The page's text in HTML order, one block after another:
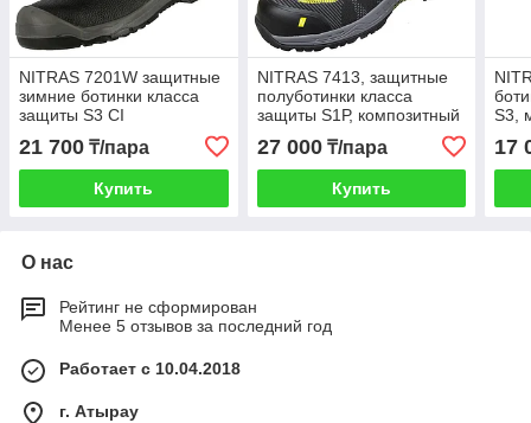
NITRAS 7201W защитные
зимние ботинки класса
защиты S3 CI
21 700 ₸/пара
Купить
NITRAS 7413, защитные
полуботинки класса
защиты S1Р, композитный
подносок, желтый/черный
27 000₸/пара
Купить
S3,
17
О нас
Рейтинг не сформирован
Менее 5 отзывов за последний год
Работает с 10.04.2018
г. Атырау